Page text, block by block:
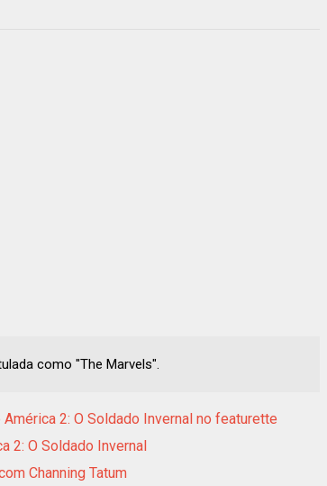
como "The Marvels".
2: O Soldado Invernal no featurette
2: O Soldado Invernal
Channing Tatum